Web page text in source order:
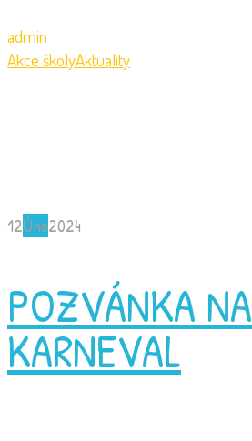
admin
Akce školyAktuality
12Úno2024
POZVÁNKA NA
KARNEVAL